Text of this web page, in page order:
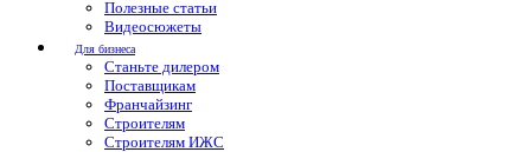
Полезные статьи
Видеосюжеты
Для бизнеса
Станьте дилером
Поставщикам
Франчайзинг
Строителям
Строителям ИЖС